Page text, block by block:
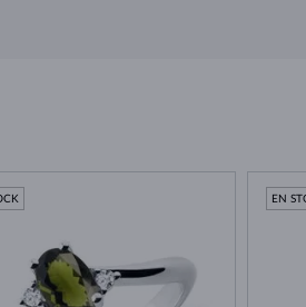
EN